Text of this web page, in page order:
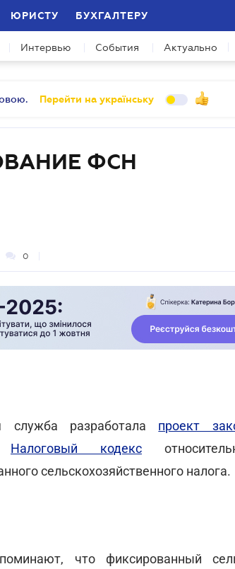
ЮРИСТУ БУХГАЛТЕРУ
Интервью События Актуально
Перейти на українську
ФСН
0
служба разработала проект
Налоговый кодекс
сельскохозяйственного налога.
что фиксированный